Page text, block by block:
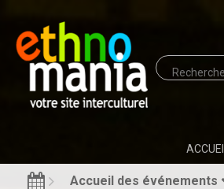
ACCUEIL
Accueil des événements